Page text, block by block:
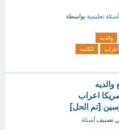
أسئلة تعليمية بواسطة
والديه
اعراب
الكلمه
اعراب
[تم الحل]
تصنيف أسئلة